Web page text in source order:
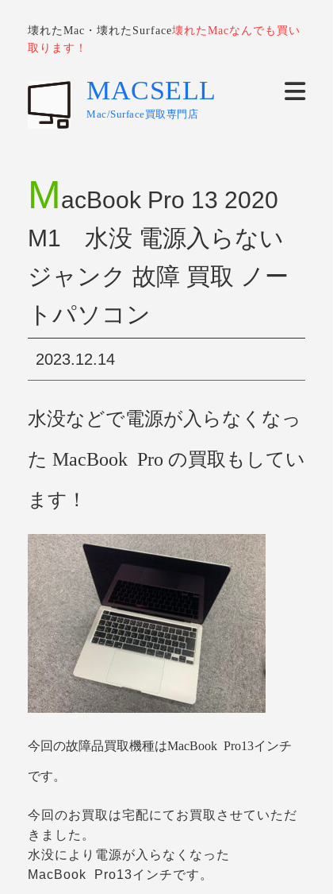
壊れたMac・壊れたSurface壊れたMacなんでも買い
取ります！
MACSELL
Mac/Surface買取専門店
MacBook Pro 13 2020
M1 水没 電源入らない
ジャンク 故障 買取 ノー
トパソコン
2023.12.14
水没などで電源が入らなくなっ
た MacBook Pro の買取もしてい
ます！
今回の故障品買取機種はMacBook Pro13インチ
です。
今回のお買取は宅配にてお買取させていただ
きました。
水没により電源が入らなくなった
MacBook Pro13インチです。